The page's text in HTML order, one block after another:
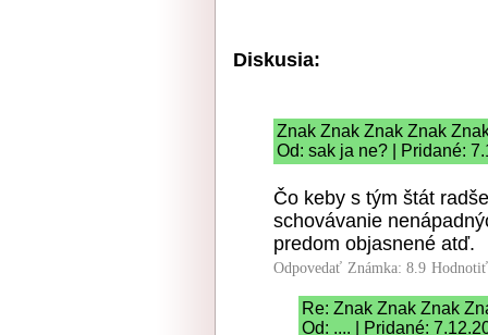
Diskusia:
Znak Znak Znak Znak
Od: sak ja ne? | Pridané:
Čo keby s tým štát
schovávanie
predom objasnené atď.
Odpovedať Známka: 8.9
Re: Znak Znak Znak
Od: .... | Pridané: